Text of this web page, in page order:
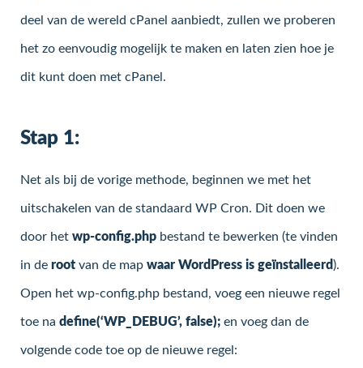
deel van de wereld cPanel aanbiedt, zullen we proberen
het zo eenvoudig mogelijk te maken en laten zien hoe je
dit kunt doen met cPanel.
Stap 1:
Net als bij de vorige methode, beginnen we met het
uitschakelen van de standaard WP Cron. Dit doen we
door het wp-config.php bestand te bewerken (te vinden
in de root van de map waar WordPress is geïnstalleerd ).
Open het wp-config.php bestand, voeg een nieuwe regel
toe na define(‘WP_DEBUG’, false); en voeg dan de
volgende code toe op de nieuwe regel: